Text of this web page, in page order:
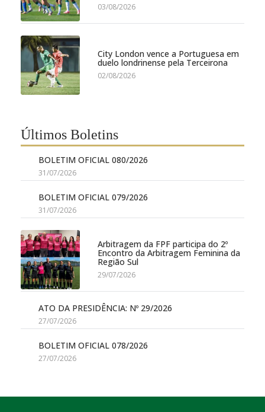
03/08/2026
City London vence a Portuguesa em
duelo londrinense pela Terceirona
02/08/2026
Últimos Boletins
BOLETIM OFICIAL 080/2026
31/07/2026
BOLETIM OFICIAL 079/2026
31/07/2026
Arbitragem da FPF participa do 2º
Encontro da Arbitragem Feminina da
Região Sul
29/07/2026
ATO DA PRESIDÊNCIA: Nº 29/2026
27/07/2026
BOLETIM OFICIAL 078/2026
27/07/2026